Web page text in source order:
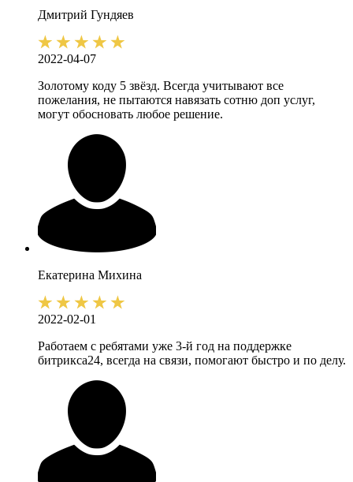
Дмитрий Гундяев
2022-04-07
Золотому коду 5 звёзд. Всегда учитывают все
пожелания, не пытаются навязать сотню доп услуг,
могут обосновать любое решение.
Екатерина Михина
2022-02-01
Работаем с ребятами уже 3-й год на поддержке
битрикса24, всегда на связи, помогают быстро и по делу.